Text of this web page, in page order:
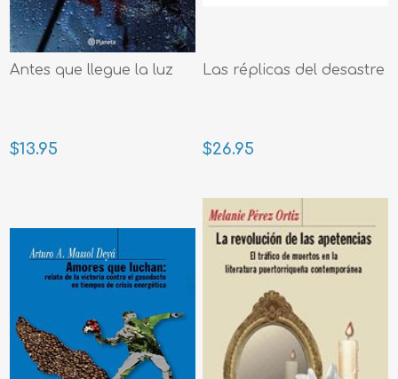
Antes que llegue la luz
$13.95
Las réplicas del desastre
$26.95